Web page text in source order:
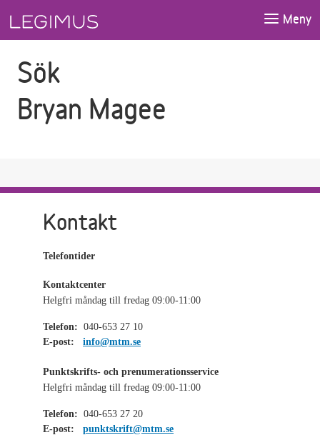
Meny
Sök
Bryan Magee
Kontakt
Telefontider
Kontaktcenter
Helgfri måndag till fredag 09:00-11:00
Telefon: 040-653 27 10
E-post:
info@mtm.se
Punktskrifts- och prenumerationsservice
Helgfri måndag till fredag 09:00-11:00
Telefon: 040-653 27 20
E-post:
punktskrift@mtm.se